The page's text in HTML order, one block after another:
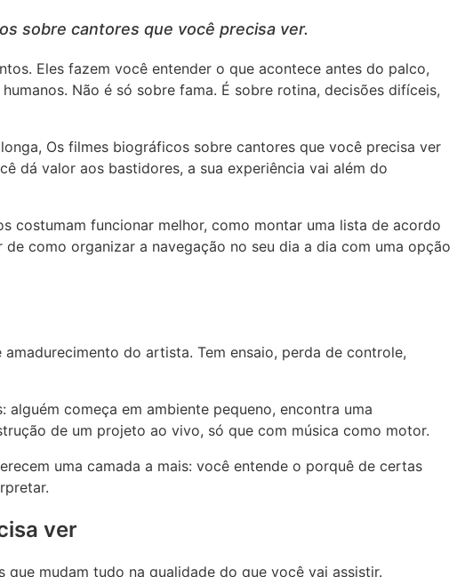
sobre cantores que você precisa ver.
Eles fazem você entender o que acontece antes do palco,
Não é só sobre fama. É sobre rotina, decisões difíceis,
Os filmes biográficos sobre cantores que você precisa ver
dá valor aos bastidores, a sua experiência vai além do
costumam funcionar melhor, como montar uma lista de acordo
como organizar a navegação no seu dia a dia com uma opção
do artista. Tem ensaio, perda de controle,
começa em ambiente pequeno, encontra uma
de um projeto ao vivo, só que com música como motor.
uma camada a mais: você entende o porquê de certas
ver
mudam tudo na qualidade do que você vai assistir.